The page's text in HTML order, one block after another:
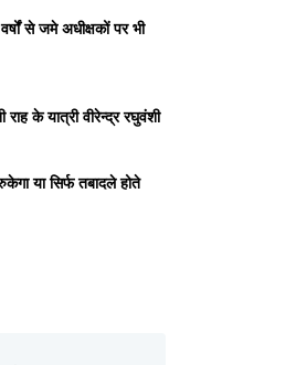
से जमे अधीक्षकों पर भी
के यात्री वीरेन्द्र रघुवंशी
या सिर्फ तबादले होते